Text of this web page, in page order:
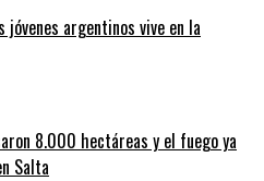
argentinos vive en la
8.000 hectáreas y el fuego ya
Salta